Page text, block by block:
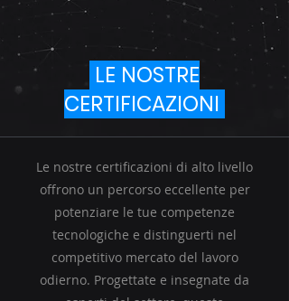
LE NOSTRE
CERTIFICAZIONI
Le nostre certificazioni di alto livello
offrono un percorso eccellente per
potenziare le tue competenze
tecnologiche e distinguerti nel
competitivo mercato del lavoro
odierno. Progettate e insegnate da